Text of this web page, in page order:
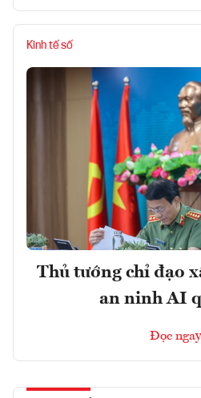
Kinh tế số
Thủ tướng chỉ đạo
an ninh AI
Đọc ngay